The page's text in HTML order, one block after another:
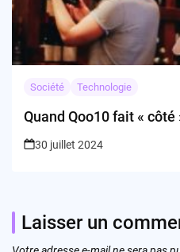
Société Technologie
Quand Qoo10 fait «
30 juillet 2024
Laisser un